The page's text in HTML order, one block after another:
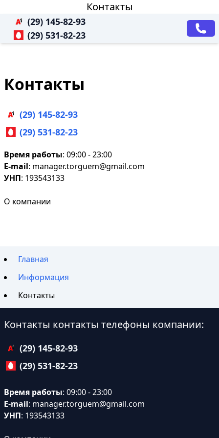
Контакты
(29) 145-82-93
(29) 531-82-23
Контакты
(29) 145-82-93
(29) 531-82-23
Время работы: 09:00 - 23:00
E-mail: manager.torguem@gmail.com
УНП: 193543133
О компании
Главная
Информация
Контакты
Контакты контакты телефоны компании:
(29) 145-82-93
(29) 531-82-23
Время работы: 09:00 - 23:00
E-mail: manager.torguem@gmail.com
УНП: 193543133